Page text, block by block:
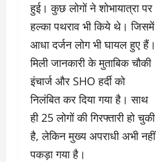
हुई। कुछ लोगों ने शोभायात्रा पर
हल्का पथराव भी किये थे। जिसमें
आधा दर्जन लोग भी घायल हुए हैं।
मिली जानकारी के मुताबिक चौकी
इंचार्ज और SHO हर्दी को
निलंबित कर दिया गया है। साथ
ही 25 लोगों की गिरफ्तारी हो चुकी
है, लेकिन मुख्य अपराधी अभी नहीं
पकड़ा गया है।